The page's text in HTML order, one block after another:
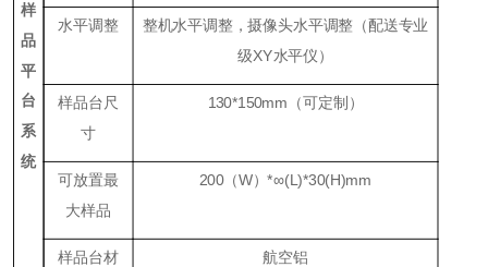
样
品
平
台
系
统
水平调整 整机水平调整，摄像头水平调整（配送专业
级XY水平仪）
样品台尺
寸
130*150mm（可定制）
可放置最
大样品
200（W）*∞(L)*30(H)mm
样品台材
航空铝